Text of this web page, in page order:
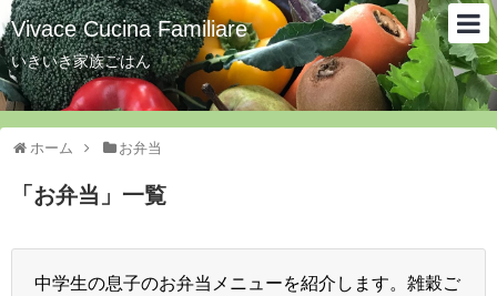
Vivace Cucina Familiare
いきいき家族ごはん
ホーム お弁当
「 お弁当 」 一覧
中学生の息子のお弁当メニューを紹介します。雑穀ご